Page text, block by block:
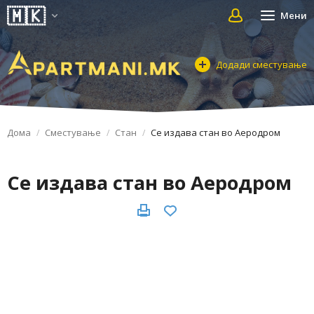
Мени
Додади сместување
Дома Сместување Стан Се издава стан во Аеродром
Се издава стан во Аеродром